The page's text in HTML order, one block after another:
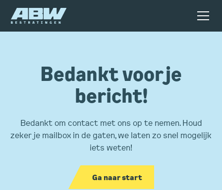
Bedankt voor je
bericht!
Bedankt om contact met ons op te nemen. Houd
zeker je mailbox in de gaten, we laten zo snel mogelijk
iets weten!
Ga naar start